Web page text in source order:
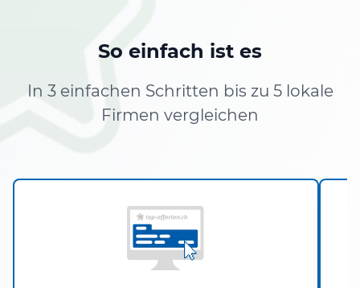
So einfach ist es
In 3 einfachen Schritten bis zu 5 lokale
Firmen vergleichen